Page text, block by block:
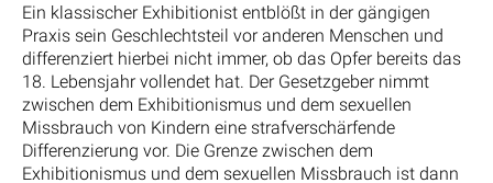
Ein klassischer Exhibitionist entblößt in der gängigen
Praxis sein Geschlechtsteil vor anderen Menschen und
differenziert hierbei nicht immer, ob das Opfer bereits das
18. Lebensjahr vollendet hat. Der Gesetzgeber nimmt
zwischen dem Exhibitionismus und dem sexuellen
Missbrauch von Kindern eine strafverschärfende
Differenzierung vor. Die Grenze zwischen dem
Exhibitionismus und dem sexuellen Missbrauch ist dann